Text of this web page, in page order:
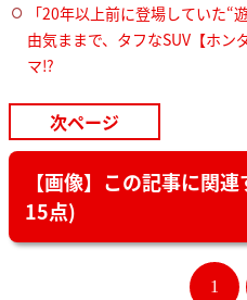
「20年以上前に登場していた
由気ままで、タフなSUV【ホン
マ⁉︎
次ページ
【画像】この記事に関
15点)
1